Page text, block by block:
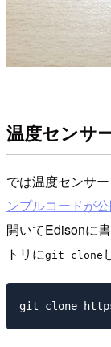
温度センサ
では温度センサ
ンプルコードが
開いてEdisonに
トリにgit clone
git clone